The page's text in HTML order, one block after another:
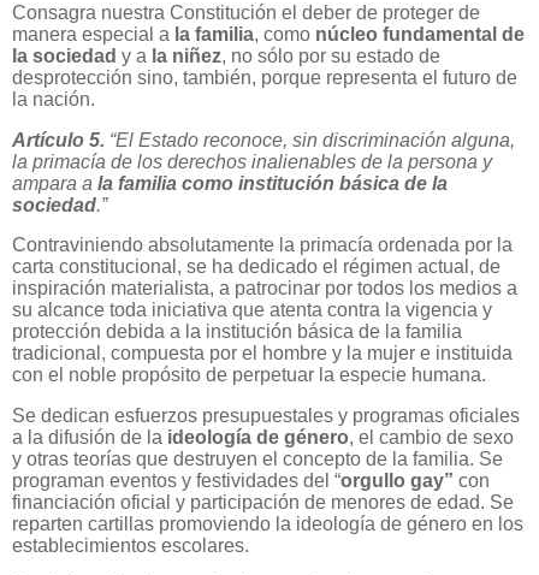
Consagra nuestra Constitución el deber de proteger de
manera especial a la familia, como núcleo fundamental de
la sociedad y a la niñez, no sólo por su estado de
desprotección sino, también, porque representa el futuro de
la nación.
Artículo 5. “El Estado reconoce, sin discriminación alguna,
la primacía de los derechos inalienables de la persona y
ampara a la familia como institución básica de la
sociedad.”
Contraviniendo absolutamente la primacía ordenada por la
carta constitucional, se ha dedicado el régimen actual, de
inspiración materialista, a patrocinar por todos los medios a
su alcance toda iniciativa que atenta contra la vigencia y
protección debida a la institución básica de la familia
tradicional, compuesta por el hombre y la mujer e instituida
con el noble propósito de perpetuar la especie humana.
Se dedican esfuerzos presupuestales y programas oficiales
a la difusión de la ideología de género, el cambio de sexo
y otras teorías que destruyen el concepto de la familia. Se
programan eventos y festividades del “orgullo gay” con
financiación oficial y participación de menores de edad. Se
reparten cartillas promoviendo la ideología de género en los
establecimientos escolares.